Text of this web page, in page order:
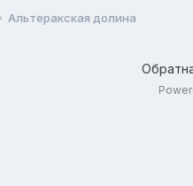
Альтеракская долина